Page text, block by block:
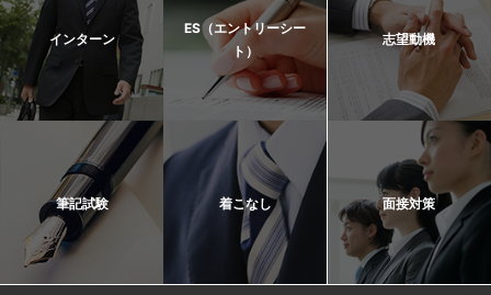
インターン
ES（エントリーシー
ト）
志望動機
筆記試験 着こなし 面接対策